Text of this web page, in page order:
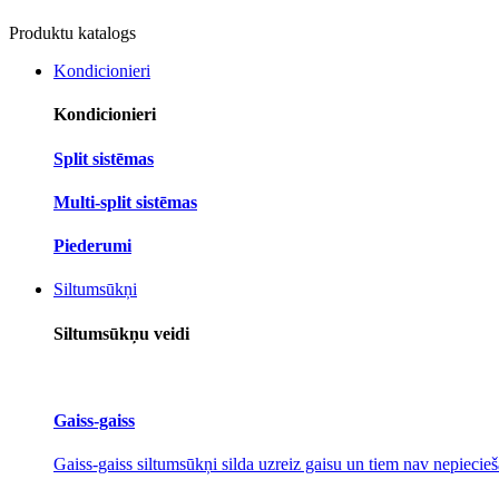
Produktu katalogs
Kondicionieri
Kondicionieri
Split sistēmas
Multi-split sistēmas
Piederumi
Siltumsūkņi
Siltumsūkņu veidi
Gaiss-gaiss
Gaiss-gaiss siltumsūkņi silda uzreiz gaisu un tiem nav